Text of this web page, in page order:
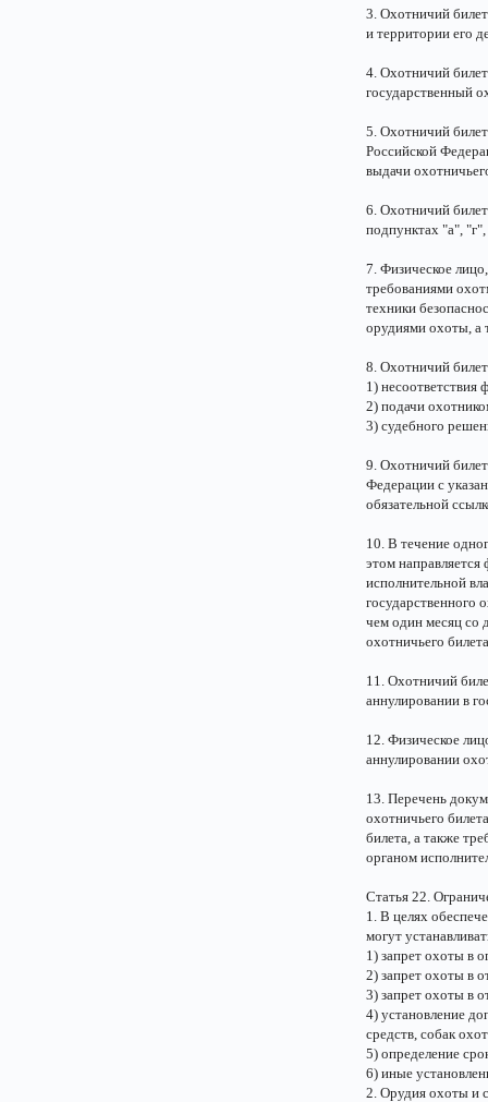
3. Охотничий
и территории его
4. Охотничий
государственный
5. Охотничий
Российской
выдачи
6. Охотничий
подпунктах "а",
7. Физическое
требованиями
техники
орудиями охоты, а
8. Охотничий
1) несоответствия
2) подачи
3) судебного
9. Охотничий
Федерации с
обязательной
10. В течение
этом направляется
исполнительной
государственного
чем один месяц со
охотничьего
11. Охотничий
аннулировании в
12. Физическое
аннулировании
13. Перечень
охотничьего
билета, а также
органом
Статья 22.
1. В целях
могут
1) запрет охоты в
2) запрет охоты в
3) запрет охоты в
4) установление
средств, собак
5) определение
6) иные
2. Орудия охоты и